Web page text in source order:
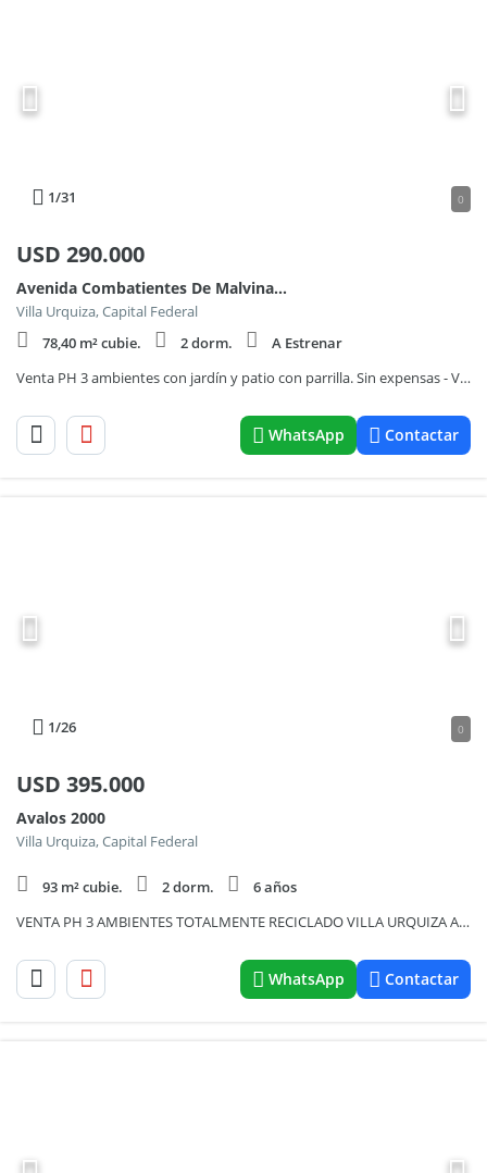
1/31 0
USD 290.000
Avenida Combatientes De Malvinas 3800, Piso 0
Villa Urquiza, Capital Federal
78,40 m² cubie.
2 dorm.
A Estrenar
Venta PH 3 ambientes con jardín y patio con parrilla. Sin expensas - Villa Urquiza
WhatsApp Contactar
1/26 0
USD 395.000
Avalos 2000
Villa Urquiza, Capital Federal
93 m² cubie. 2 dorm.
6 años
VENTA PH 3 AMBIENTES TOTALMENTE RECICLADO VILLA URQUIZA A METROS DE BOULEVARD MENDOZA!
WhatsApp Contactar